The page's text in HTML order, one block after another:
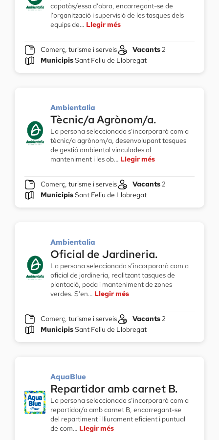
capatàs/essa d’obra, encarregant-se de
l’organització i supervisió de les tasques dels
equips de… Llegir més
Comerç, turisme i serveis Vacants2
MunicipisSant Feliu de Llobregat
Ambientalia
Tècnic/a Agrònom/a.
La persona seleccionada s’incorporarà com a
tècnic/a agrònom/a, desenvolupant tasques
de gestió ambiental vinculades al
manteniment i les ob… Llegir més
Comerç, turisme i serveis Vacants2
MunicipisSant Feliu de Llobregat
Ambientalia
Oficial de Jardineria.
La persona seleccionada s’incorporarà com a
oficial de jardineria, realitzant tasques de
plantació, poda i manteniment de zones
verdes. S’en… Llegir més
Comerç, turisme i serveis Vacants2
MunicipisSant Feliu de Llobregat
AquaBlue
Repartidor amb carnet B.
La persona seleccionada s’incorporarà com a
repartidor/a amb carnet B, encarregant-se
del repartiment i lliurament eficient i puntual
de com… Llegir més